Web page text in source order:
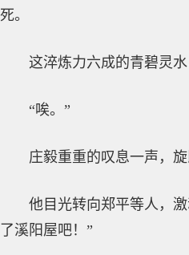
死。
这淬炼力六成的青碧灵水
“唉。”
庄毅重重的叹息一声，
他目光转向郑平等人，
了溪阳屋吧！”